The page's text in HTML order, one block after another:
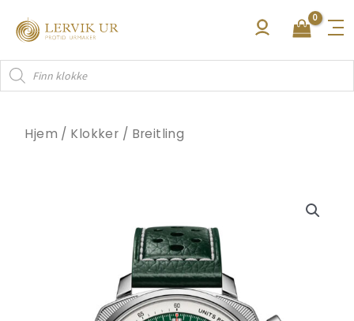
rett
innholdet
Products
search
Hjem / Klokker / Breitling